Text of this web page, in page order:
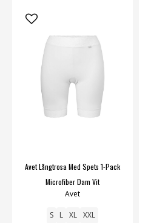
Avet Långtrosa Med Spets 1-Pack
Microfiber Dam Vit
Avet
S L XL XXL